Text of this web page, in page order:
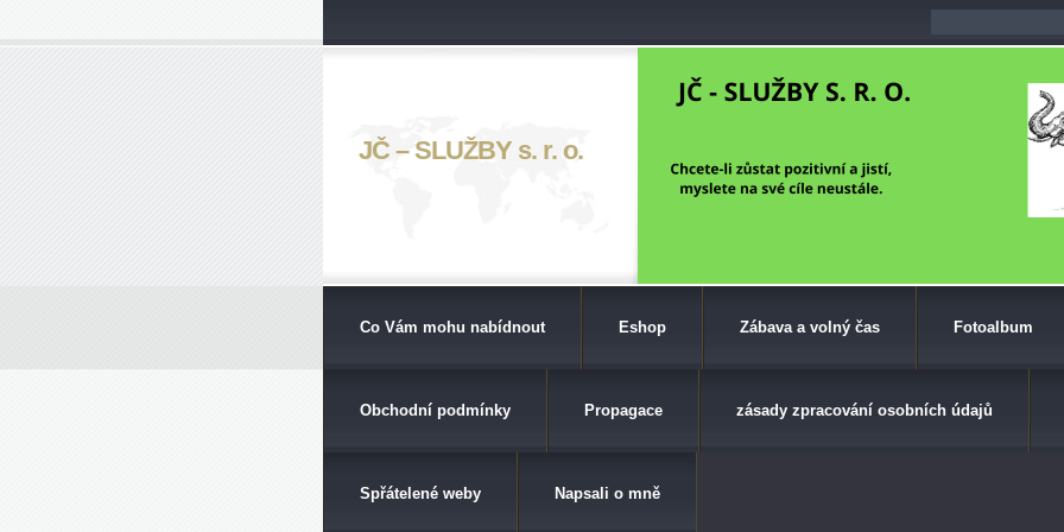
JČ – SLUŽBY s. r. o.
Co Vám mohu nabídnout Eshop Zábava a volný čas Fotoalbum
Obchodní podmínky Propagace zásady zpracování osobních údajů
Spřátelené weby Napsali o mně